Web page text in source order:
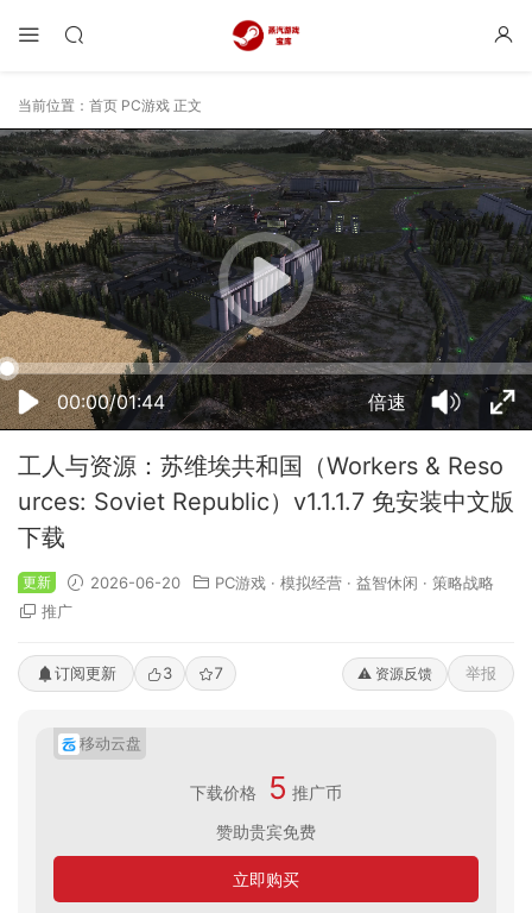
当前位置： 首页 PC游戏 正文
00:00/01:44 倍速
50% 75% 100%
工人与资源：苏维埃共和国（Workers & Reso
urces: Soviet Republic）v1.1.1.7 免安装中文版
下载
更新 2026-06-20 PC游戏 · 模拟经营 · 益智休闲 · 策略战略
推广
订阅更新 3 7 ⚠️ 资源反馈 举报
移动云盘
下载价格 5 推广币
赞助贵宾免费
立即购买